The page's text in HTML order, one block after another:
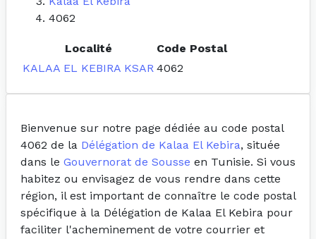
4062
Localité
Code Postal
KALAA EL KEBIRA KSAR 4062
Bienvenue sur notre page dédiée au code postal
4062 de la Délégation de Kalaa El Kebira, située
dans le Gouvernorat de Sousse en Tunisie. Si vous
habitez ou envisagez de vous rendre dans cette
région, il est important de connaître le code postal
spécifique à la Délégation de Kalaa El Kebira pour
faciliter l'acheminement de votre courrier et